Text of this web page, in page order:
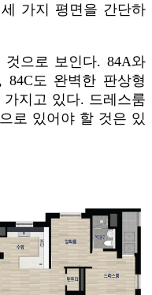
가지 평면을 간단하
으로 보인다. 84A와
84C도 완벽한 판상형
지고 있다. 드레스룸
로 있어야 할 것은 있